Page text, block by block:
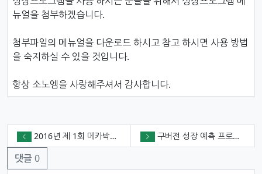
뉴얼을 첨부하겠습니다.
첨부파일의 메뉴얼을 다운로드 하시고 참고 하시면 사용 방법
을 숙지하실 수 있을 것입니다.
항상 소노엠을 사랑해주셔서 감사합니다.
2016년 제 1회 메카박스 초음파 하계 심포지엄 구버전 성장 예측 프로그램(auxology) 서비스 종료 안내
댓글0